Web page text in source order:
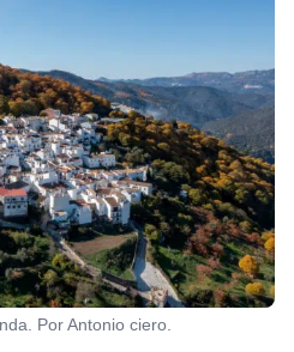
Por Antonio ciero.